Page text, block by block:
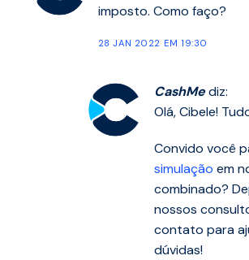
imposto. Como faço?
28 JAN 2022 EM 19:30
CashMe diz:
Olá, Cibele!
Convido você
simulação em
combinado?
nossos
contato para
dúvidas!